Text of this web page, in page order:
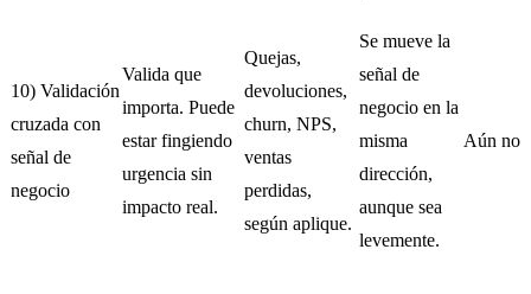
10) Validación
cruzada con
señal de
negocio
Valida que
importa. Puede
estar fingiendo
urgencia sin
impacto real.
Quejas,
devoluciones,
churn, NPS,
ventas
perdidas,
según aplique.
Se mueve la
señal de
negocio en la
misma
dirección,
aunque sea
levemente.
Aún no